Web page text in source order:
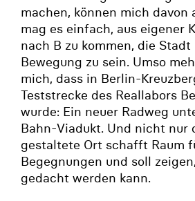
machen, können mich davon
mag es einfach, aus eigener
nach B zu kommen, die Stadt
Bewegung zu sein. Umso
mich, dass in Berlin-
Teststrecke des Reallabors
wurde: Ein neuer Radweg
Bahn-Viadukt. Und nicht nur
gestaltete Ort schafft Raum
Begegnungen und soll
gedacht werden kann.